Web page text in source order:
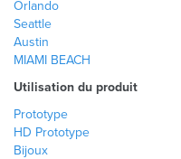
Orlando
Seattle
Austin
MIAMI BEACH
Utilisation du produit
Prototype
HD Prototype
Bijoux